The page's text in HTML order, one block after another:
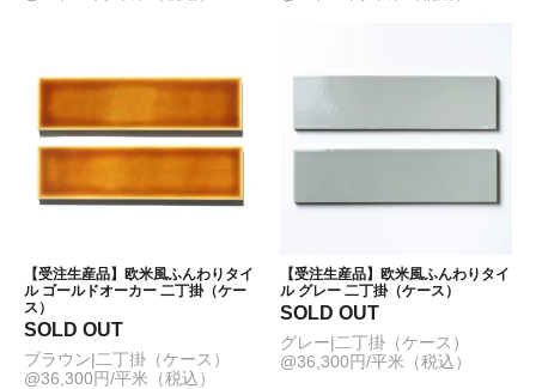
【受注生産品】欧米風ふんわりタイ
ル ゴールドオーカー 二丁掛（ケー
ス）
SOLD OUT
ブラウン|二丁掛（ケース）
@36,300円/平米（税込）
【受注生産品】欧米風ふんわりタイ
ル グレー 二丁掛（ケース）
SOLD OUT
グレー|二丁掛（ケース）
@36,300円/平米（税込）